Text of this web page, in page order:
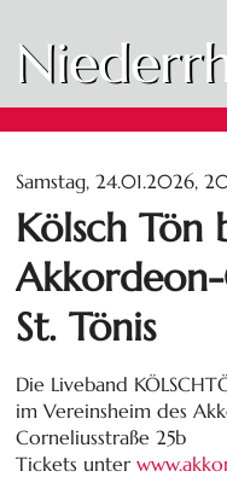
Samstag, 24.01.2026,
Kölsch Tön
St. Tönis
Die Liveband
im Vereinsheim des
Corneliusstraße 25b
Tickets unter